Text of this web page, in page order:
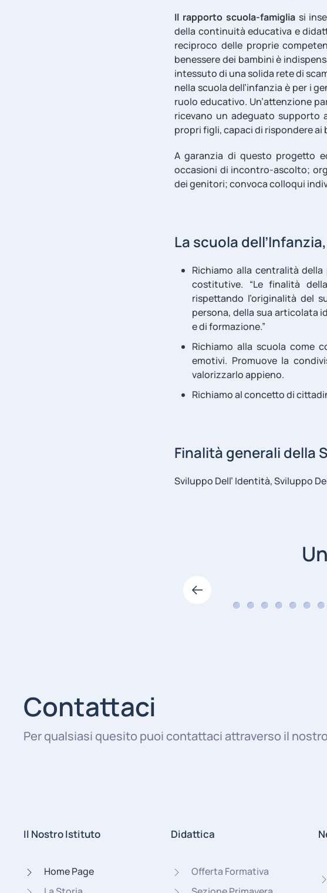
Il rapporto scuola-famigliasi
della continuità educativa e
reciproco delle proprie
benessere dei bambini è
intessuto di una solida rete di
nella scuola dell’infanzia è per i
ruolo educativo. Un’attenzione
ricevano un adeguato supporto
propri figli, capaci di rispondere
A garanzia di questo progetto
occasioni di incontro-ascolto;
dei genitori; convoca colloqui
La scuola
Richiamo alla centralità
costitutive. “Le finalità
rispettando l’originalità del
persona, della sua articolata
e di formazione.”
Richiamo alla scuola come
emotivi. Promuove la
valorizzarlo appieno.
Richiamo al concetto di
Finalità generali della
Sviluppo Dell’ Identità, Sviluppo
Contattaci
Per qualsiasi quesito puoi contattaci attraverso il
Il Nostro Istituto
Home Page
Didattica
Offerta Formativa